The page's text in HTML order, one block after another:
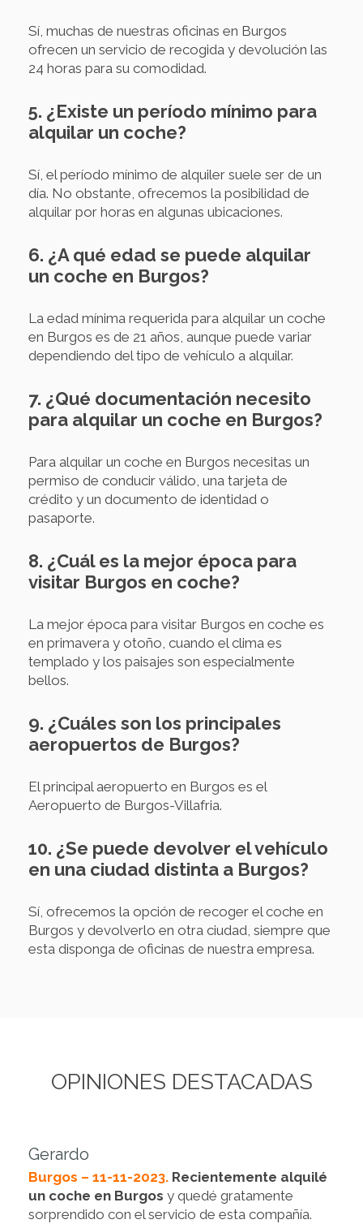
Sí, muchas de nuestras oficinas en Burgos
ofrecen un servicio de recogida y devolución las
24 horas para su comodidad.
5. ¿Existe un período mínimo para
alquilar un coche?
Sí, el período mínimo de alquiler suele ser de un
día. No obstante, ofrecemos la posibilidad de
alquilar por horas en algunas ubicaciones.
6. ¿A qué edad se puede alquilar
un coche en Burgos?
La edad mínima requerida para alquilar un coche
en Burgos es de 21 años, aunque puede variar
dependiendo del tipo de vehículo a alquilar.
7. ¿Qué documentación necesito
para alquilar un coche en Burgos?
Para alquilar un coche en Burgos necesitas un
permiso de conducir válido, una tarjeta de
crédito y un documento de identidad o
pasaporte.
8. ¿Cuál es la mejor época para
visitar Burgos en coche?
La mejor época para visitar Burgos en coche es
en primavera y otoño, cuando el clima es
templado y los paisajes son especialmente
bellos.
9. ¿Cuáles son los principales
aeropuertos de Burgos?
El principal aeropuerto en Burgos es el
Aeropuerto de Burgos-Villafria.
10. ¿Se puede devolver el vehículo
en una ciudad distinta a Burgos?
Sí, ofrecemos la opción de recoger el coche en
Burgos y devolverlo en otra ciudad, siempre que
esta disponga de oficinas de nuestra empresa.
OPINIONES DESTACADAS
Gerardo
Burgos – 11-11-2023. Recientemente alquilé
un coche en Burgos y quedé gratamente
sorprendido con el servicio de esta compañía.